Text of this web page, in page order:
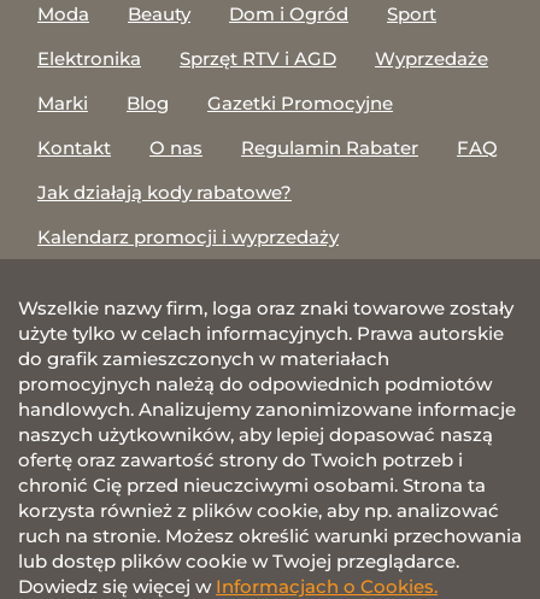
Moda Beauty Dom i Ogród
Sport
Elektronika
Sprzęt RTV i AGD
Wyprzedaże
Marki
Blog
Gazetki Promocyjne
Kontakt
O nas Regulamin Rabater
FAQ
Jak działają kody rabatowe?
Kalendarz promocji i wyprzedaży
Wszelkie nazwy firm, loga oraz znaki towarowe zostały
użyte tylko w celach informacyjnych. Prawa autorskie
do grafik zamieszczonych w materiałach
promocyjnych należą do odpowiednich podmiotów
handlowych. Analizujemy zanonimizowane informacje
naszych użytkowników, aby lepiej dopasować naszą
ofertę oraz zawartość strony do Twoich potrzeb i
chronić Cię przed nieuczciwymi osobami. Strona ta
korzysta również z plików cookie, aby np. analizować
ruch na stronie. Możesz określić warunki przechowania
lub dostęp plików cookie w Twojej przeglądarce.
Dowiedz się więcej w Informacjach o Cookies.